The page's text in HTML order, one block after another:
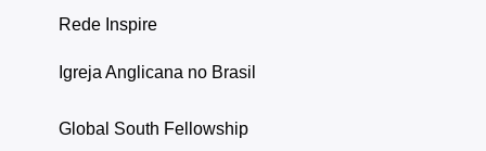
Rede Inspire
Igreja Anglicana no Brasil
Global South Fellowship